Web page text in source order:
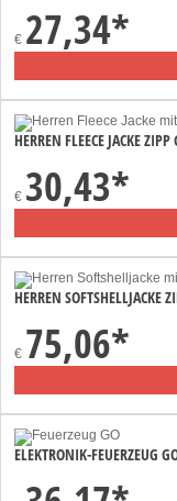
€ 27,34*
HERREN FLEECE JACKE ZIPP
€ 30,43*
HERREN SOFTSHELLJACKE
€ 75,06*
ELEKTRONIK-FEUERZEUG